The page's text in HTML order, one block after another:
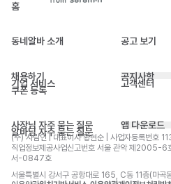
홈
동네알바 소개 공고 보기
채용하기
기업 서비스
쿠폰 등록
공지사항
고객센터
사장님 자주 묻는 질문
알바님 자주 묻는 질문
앱 다운로드
(주) 사람인 | 대표이사 황현순 | 사업자등록번
직업정보제공사업신고번호 서울 관악 제2005-
서-0847호
서울특별시 강서구 공항대로 165, C동 11층(마